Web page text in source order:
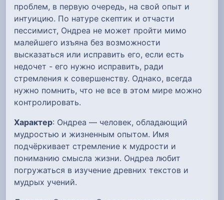
проблем, в первую очередь, на свой опыт и
интуицию. По натуре скептик и отчасти
пессимист, Ондреа не может пройти мимо
малейшего изъяна без возможности
высказаться или исправить его, если есть
недочет - его нужно исправить, ради
стремления к совершенству. Однако, всегда
нужно помнить, что не все в этом мире можно
контролировать.
Характер: Ондреа — человек, обладающий
мудростью и жизненным опытом. Имя
подчёркивает стремление к мудрости и
пониманию смысла жизни. Ондреа любит
погружаться в изучение древних текстов и
мудрых учений.